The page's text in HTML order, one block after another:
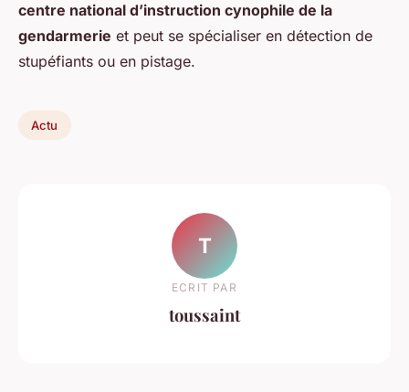
centre national d’instruction cynophile de la
gendarmerie et peut se spécialiser en détection de
stupéfiants ou en pistage.
Actu
T
ECRIT PAR
toussaint